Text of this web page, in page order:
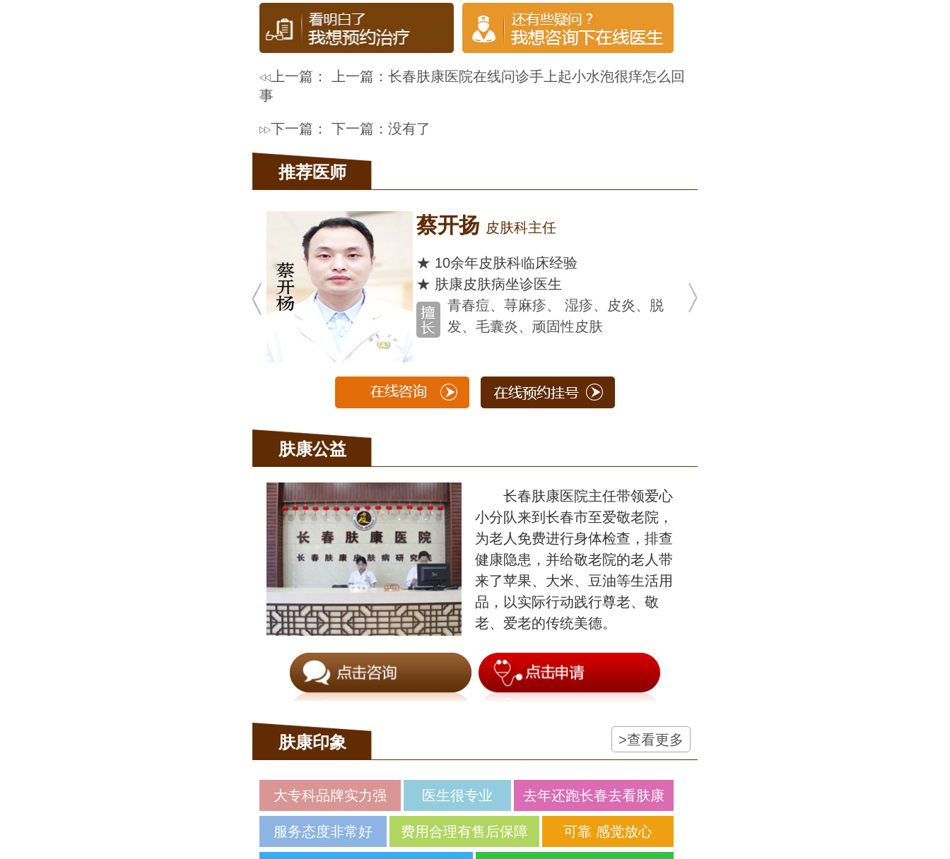
上一篇： 上一篇： 长春肤康医院在线问诊手上起小水泡很痒怎么回
事
下一篇： 下一篇：没有了
推荐医师
皮肤科主任
★ 10余年皮肤科临床经验
★ 肤康皮肤病坐诊医生
青春痘、荨麻疹、 湿疹、皮炎、脱
发、毛囊炎、顽固性皮肤
★ 肤康皮肤科坐诊医生
脱发、荨麻疹，腋臭、疤痕、真菌性
肤康公益
长春肤康医院主任带领爱心
小分队来到长春市至爱敬老院，
为老人免费进行身体检查，排查
健康隐患，并给敬老院的老人带
来了苹果、大米、豆油等生活用
品，以实际行动践行尊老、敬
老、爱老的传统美德。
肤康印象 >查看更多
大专科品牌实力强 医生很专业 去年还跑长春去看肤康
服务态度非常好 费用合理有售后保障 可靠 感觉放心